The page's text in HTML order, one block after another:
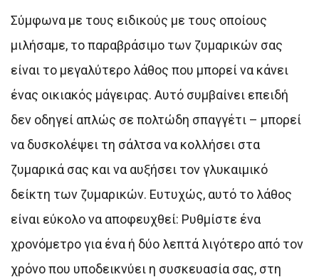
Σύμφωνα με τους ειδικούς με τους οποίους
μιλήσαμε, το παραβράσιμο των ζυμαρικών σας
είναι το μεγαλύτερο λάθος που μπορεί να κάνει
ένας οικιακός μάγειρας. Αυτό συμβαίνει επειδή
δεν οδηγεί απλώς σε πολτώδη σπαγγέτι – μπορεί
να δυσκολέψει τη σάλτσα να κολλήσει στα
ζυμαρικά σας και να αυξήσει τον γλυκαιμικό
δείκτη των ζυμαρικών. Ευτυχώς, αυτό το λάθος
είναι εύκολο να αποφευχθεί: Ρυθμίστε ένα
χρονόμετρο για ένα ή δύο λεπτά λιγότερο από τον
χρόνο που υποδεικνύει η συσκευασία σας, στη